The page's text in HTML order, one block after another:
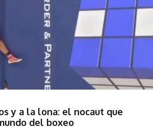
y a la lona: el nocaut que
del boxeo